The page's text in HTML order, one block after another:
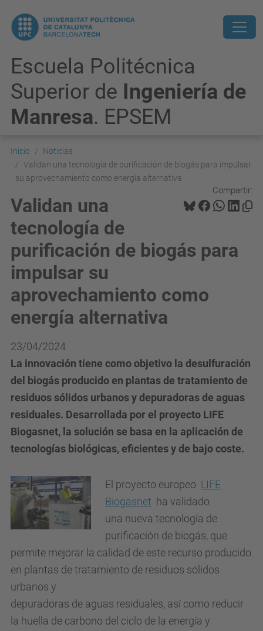
Escuela Politécnica
Superior de Ingeniería de
Manresa. EPSEM
Inicio
Noticias
Validan una tecnología de purificación de biogás para impulsar
su aprovechamiento como energía alternativa
Compartir:
Validan una
tecnología de
purificación de biogás para
impulsar su
aprovechamiento como
energía alternativa
23/04/2024
La innovación tiene como objetivo la desulfuración
del biogás producido en plantas de tratamiento de
residuos sólidos urbanos y depuradoras de aguas
residuales. Desarrollada por el proyecto LIFE
Biogasnet, la solución se basa en la aplicación de
tecnologías biológicas, eficientes y de bajo coste.
El proyecto europeo LIFE
Biogasnet ha validado
una nueva tecnología de
purificación de biogás, que
permite mejorar la calidad de este recurso producido
en plantas de tratamiento de residuos sólidos
urbanos y
depuradoras de aguas residuales, así como reducir
la huella de carbono del ciclo de la energía y